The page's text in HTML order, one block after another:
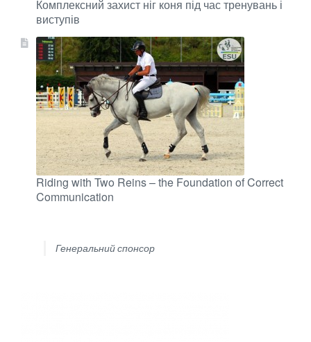
Комплексний захист ніг коня під час тренувань і
виступів
Riding with Two Reins – the Foundation of Correct
Communication
Генеральний спонсор